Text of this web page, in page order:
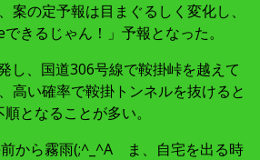
案の定予報は目まぐるしく変化し、
きるじゃん！」予報となった。
し、国道306号線で鞍掛峠を越えて
高い確率で鞍掛トンネルを抜けると
となることが多い。
から霧雨(;^_^A ま、自宅を出る時